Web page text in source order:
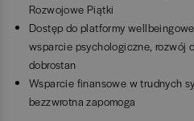
Rozwojowe Piątki
Dostęp do platformy
wsparcie psychologiczne, rozwój
dobrostan
Wsparcie finansowe w trudnych
bezzwrotna zapomoga